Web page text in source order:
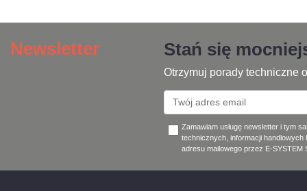
Newsletter Stań się
Otrzymuj porady techniczne
Zamawiam usługę newsletter i tym
technicznych, informacji handlowych
adresu mailowego przez E-SYSTEM